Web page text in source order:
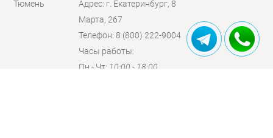
Тюмень
Адрес: г. Екатеринбург, 8
Марта, 267
Телефон: 8 (800) 222-9004
Часы работы:
Пн - Чт: 10:00 - 18:00